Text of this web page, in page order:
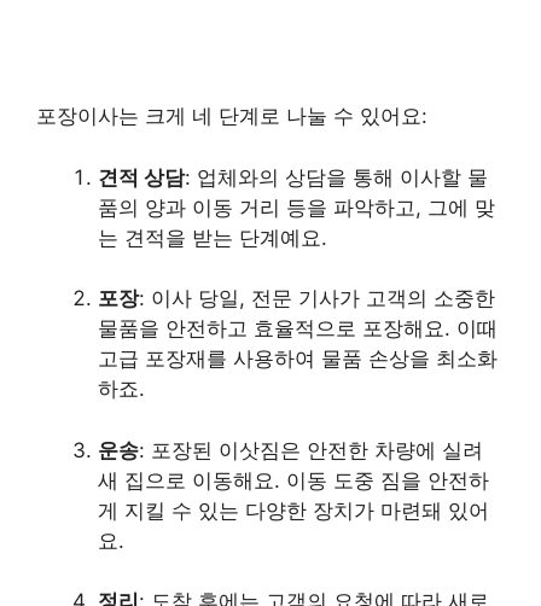
포장이사는 크게 네 단계로 나눌 수 있어요:
견적 상담: 업체와의 상담을 통해 이사할 물
품의 양과 이동 거리 등을 파악하고, 그에 맞
는 견적을 받는 단계예요.
포장: 이사 당일, 전문 기사가 고객의 소중한
물품을 안전하고 효율적으로 포장해요. 이때
고급 포장재를 사용하여 물품 손상을 최소화
하죠.
운송: 포장된 이삿짐은 안전한 차량에 실려
새 집으로 이동해요. 이동 도중 짐을 안전하
게 지킬 수 있는 다양한 장치가 마련돼 있어
요.
정리 : 도착 후에는 고객의 요청에 따라 새로